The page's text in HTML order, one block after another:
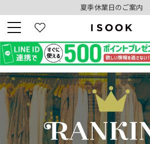
夏季休業日のご案内
10,000円以上ご購入で送料
新規会員登録でもれなく500ポイン
夏季休業日のご案内
令和8年熊本地震の影響によるお荷物
キーワード
商品番号